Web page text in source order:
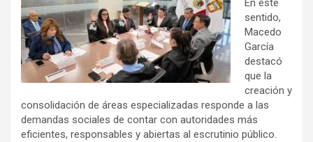
En este
sentido,
Macedo
García
destacó
que la
creación y
consolidación de áreas especializadas responde a las
demandas sociales de contar con autoridades más
eficientes, responsables y abiertas al escrutinio público.